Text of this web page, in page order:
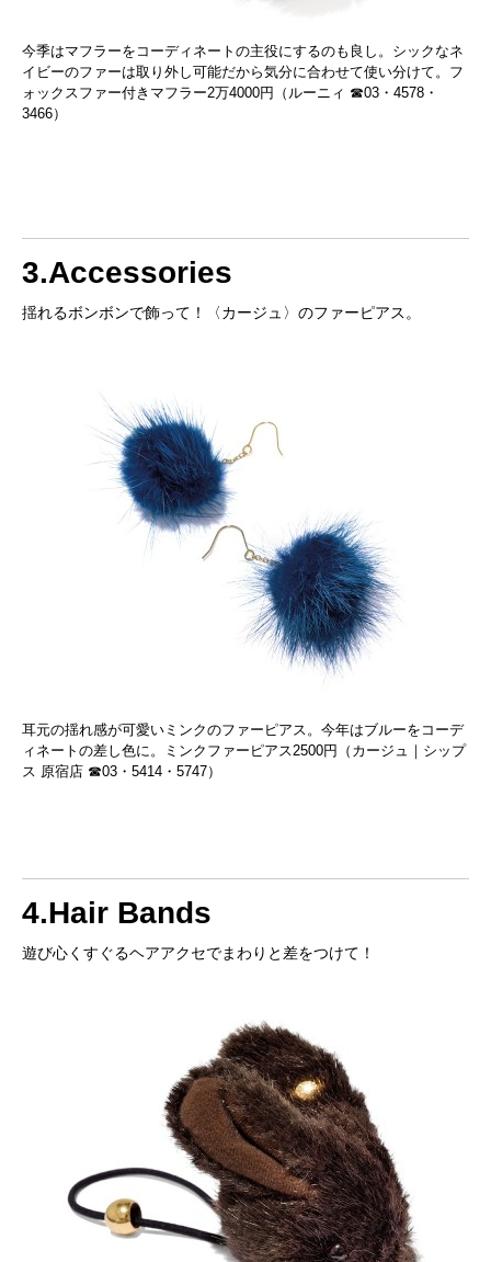
今季はマフラーをコーディネートの主役にするのも良し。シックなネ
イビーのファーは取り外し可能だから気分に合わせて使い分けて。フ
ォックスファー付きマフラー2万4000円（ルーニィ ☎03・4578・
3466）
3.Accessories
揺れるボンボンで飾って！〈カージュ〉のファーピアス。
耳元の揺れ感が可愛いミンクのファーピアス。今年はブルーをコーデ
ィネートの差し色に。ミンクファーピアス2500円（カージュ｜シップ
ス 原宿店 ☎03・5414・5747）
4.Hair Bands
遊び心くすぐるヘアアクセでまわりと差をつけて！